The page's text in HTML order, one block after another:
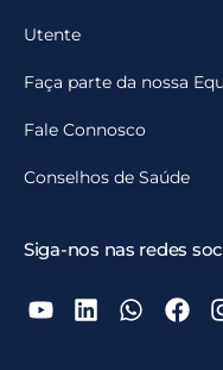
Utente
Faça parte da nossa
Fale Connosco
Conselhos de Saúde
Siga-nos nas redes